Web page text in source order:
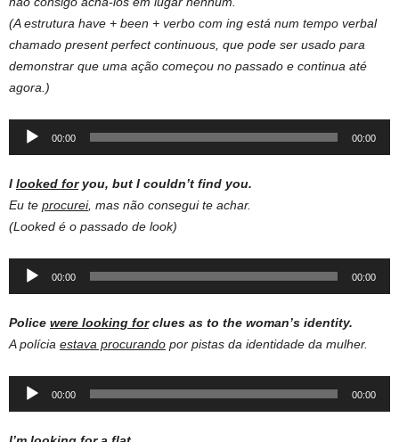
(A estrutura have + been + verbo com ing está num tempo verbal
chamado present perfect continuous, que pode ser usado para
demonstrar que uma ação começou no passado e continua até
agora.)
Audio
00:00 00:00
I looked foryou, but I couldn’t find you.
Eu te procurei, mas não consegui te achar.
(Looked é o passado de look)
Audio
00:00 00:00
Police were looking for clues as to the woman’s identity.
A polícia estava procurando por pistas da identidade da mulher.
Audio
00:00 00:00